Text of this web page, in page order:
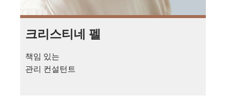
크리스티네 펠
책임 있는
관리 컨설턴트